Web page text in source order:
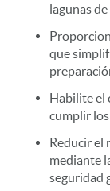
lagunas
que
Habilite el
cumplir
Reducir el
mediante
seguridad